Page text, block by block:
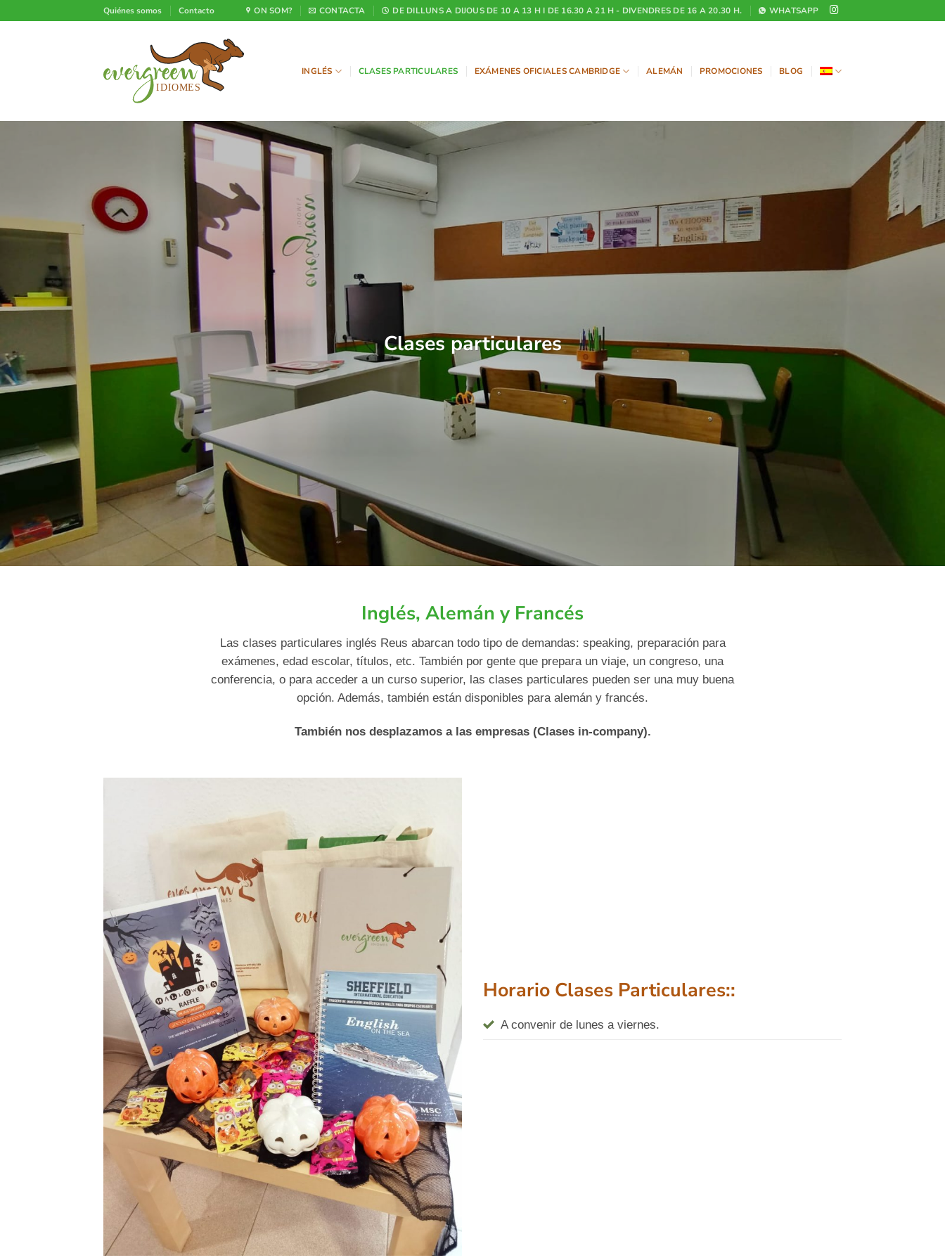
Quiénes somos Contacto ON SOM? CONTACTA DE DILLUNS A DIJOUS DE 10 A 13 H I DE 16.30 A 21 H - DIVENDRES DE 16 A 20.30 H. WHATSAPP
INGLÉS CLASES PARTICULARES EXÁMENES OFICIALES CAMBRIDGE ALEMÁN PROMOCIONES BLOG
Clases particulares
Inglés, Alemán y Francés
Las clases particulares inglés Reus abarcan todo tipo de demandas: speaking, preparación para
exámenes, edad escolar, títulos, etc. También por gente que prepara un viaje, un congreso, una
conferencia, o para acceder a un curso superior, las clases particulares pueden ser una muy buena
opción. Además, también están disponibles para alemán y francés.
También nos desplazamos a las empresas (Clases in-company).
Horario Clases Particulares::
A convenir de lunes a viernes.